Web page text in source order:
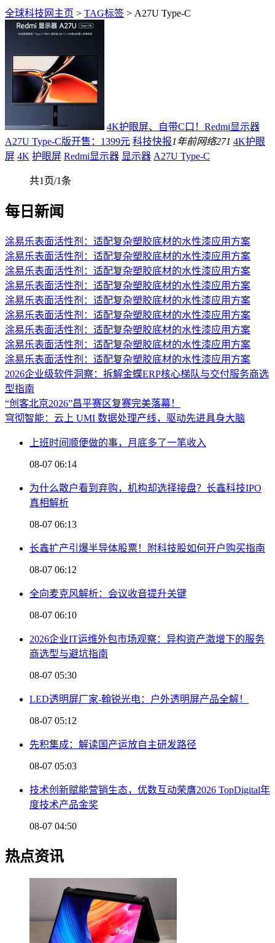
全球科技网主页 > TAG标签 > A27U Type-C
4K护眼屏、自带C口！Redmi显示器
A27U Type-C版开售：1399元 科技快报1年前网络271 4K护眼
屏 4K 护眼屏 Redmi显示器 显示器 A27U Type-C
共1页/1条
每日新闻
涂易乐表面活性剂：适配复杂塑胶底材的水性漆应用方案
涂易乐表面活性剂：适配复杂塑胶底材的水性漆应用方案
涂易乐表面活性剂：适配复杂塑胶底材的水性漆应用方案
涂易乐表面活性剂：适配复杂塑胶底材的水性漆应用方案
涂易乐表面活性剂：适配复杂塑胶底材的水性漆应用方案
涂易乐表面活性剂：适配复杂塑胶底材的水性漆应用方案
涂易乐表面活性剂：适配复杂塑胶底材的水性漆应用方案
涂易乐表面活性剂：适配复杂塑胶底材的水性漆应用方案
涂易乐表面活性剂：适配复杂塑胶底材的水性漆应用方案
2026企业级软件洞察：拆解金蝶ERP核心梯队与交付服务商选
型指南
“创客北京2026”昌平赛区复赛完美落幕！
穹彻智能：云上 UMI 数据处理产线，驱动先进具身大脑
上班时间顺便做的事，月底多了一笔收入
08-07 06:14
为什么散户看到弃购，机构却选择接盘？长鑫科技IPO
真相解析
08-07 06:13
长鑫扩产引爆半导体股票！附科技股如何开户购买指南
08-07 06:12
全向麦克风解析：会议收音提升关键
08-07 06:10
2026企业IT运维外包市场观察：异构资产激增下的服务
商选型与避坑指南
08-07 05:30
LED透明屏厂家-翰锐光电：户外透明屏产品全解！
08-07 05:12
先积集成：解读国产运放自主研发路径
08-07 05:03
技术创新赋能营销生态，优数互动荣膺2026 TopDigital年
度技术产品金奖
08-07 04:50
热点资讯